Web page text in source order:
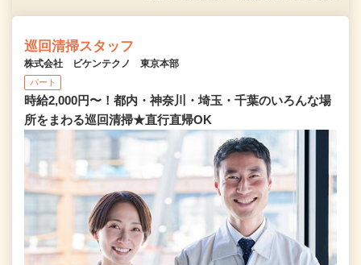
巡回清掃スタッフ
株式会社 ビケンテクノ 東京本部
パート
時給2,000円〜！都内・神奈川・埼玉・千葉のいろんな場
所をまわる巡回清掃★直行直帰OK